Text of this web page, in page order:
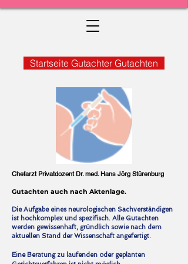
Startseite Gutachter Gutachten
Chefarzt Privatdozent Dr. med. Hans Jörg Stürenburg
Gutachten auch nach Aktenlage.
Die Aufgabe eines neurologischen Sachverständigen
ist hochkomplex und spezifisch. Alle Gutachten
werden gewissenhaft, gründlich sowie nach dem
aktuellen Stand der Wissenschaft angefertigt.
Eine Beratung zu laufenden oder geplanten